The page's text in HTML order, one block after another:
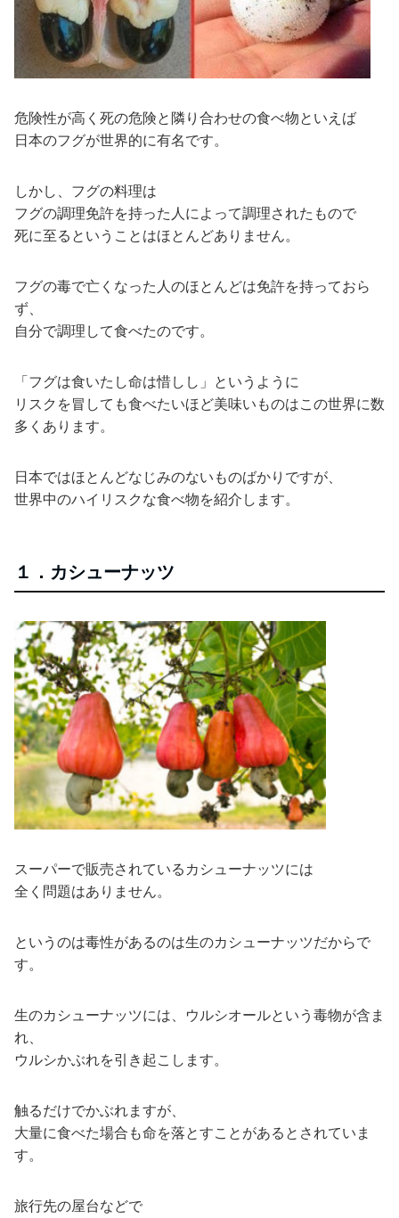
危険性が高く死の危険と隣り合わせの食べ物といえば
日本のフグが世界的に有名です。
しかし、フグの料理は
フグの調理免許を持った人によって調理されたもので
死に至るということはほとんどありません。
フグの毒で亡くなった人のほとんどは免許を持っておら
ず、
自分で調理して食べたのです。
「フグは食いたし命は惜しし」というように
リスクを冒しても食べたいほど美味いものはこの世界に数
多くあります。
日本ではほとんどなじみのないものばかりですが、
世界中のハイリスクな食べ物を紹介します。
１．カシューナッツ
スーパーで販売されているカシューナッツには
全く問題はありません。
というのは毒性があるのは生のカシューナッツだからで
す。
生のカシューナッツには、ウルシオールという毒物が含ま
れ、
ウルシかぶれを引き起こします。
触るだけでかぶれますが、
大量に食べた場合も命を落とすことがあるとされていま
す。
旅行先の屋台などで